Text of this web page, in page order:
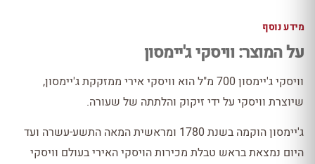
מידע נוסף
על המוצר: וויסקי ג'יימסון
וויסקי ג'יימסון 700 מ"ל הוא וויסקי אירי ממזקקת ג'יימסון,
שיוצרת וויסקי על ידי זיקוק והלתתה של שעורה.
ג'יימסון הוקמה בשנת 1780 ומראשית המאה התשע-עשרה ועד
היום נמצאת בראש טבלת מכירות הויסקי האירי בעולם וויסקי